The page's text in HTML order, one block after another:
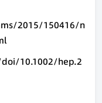
2015/150416/n
10.1002/hep.2